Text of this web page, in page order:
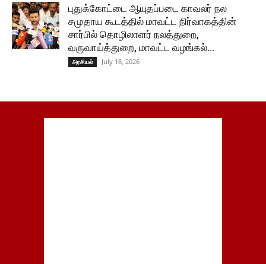
புதுக்கோட்டை ஆயுதப்படை காவலர் நல
சமுதாய கூடத்தில் மாவட்ட நிர்வாகத்தின்
சார்பில் தொழிலாளர் நலத்துறை,
வருவாய்த்துறை, மாவட்ட வழங்கல்...
அரசியல் July 18, 2026